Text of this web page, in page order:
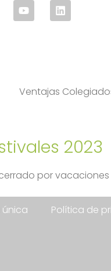
Ventajas
2023
por
única Política de